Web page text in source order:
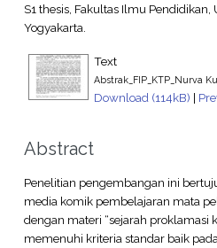
S1 thesis, Fakultas Ilmu Pendidikan,
Yogyakarta.
Text
Abstrak_FIP_KTP_Nurva
Download (114kB) |
Abstract
Penelitian pengembangan ini
media komik pembelajaran mata
dengan materi “sejarah proklamasi
memenuhi kriteria standar baik